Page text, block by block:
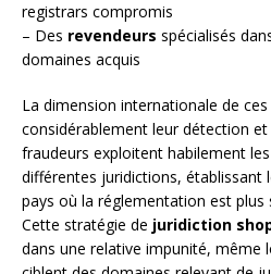
registrars compromis
– Des revendeurs spécialisés
domaines acquis
La dimension internationale de
considérablement leur détection et
fraudeurs exploitent habilement
différentes juridictions, établissant
pays où la réglementation est plus
Cette stratégie de juridiction
dans une relative impunité, même